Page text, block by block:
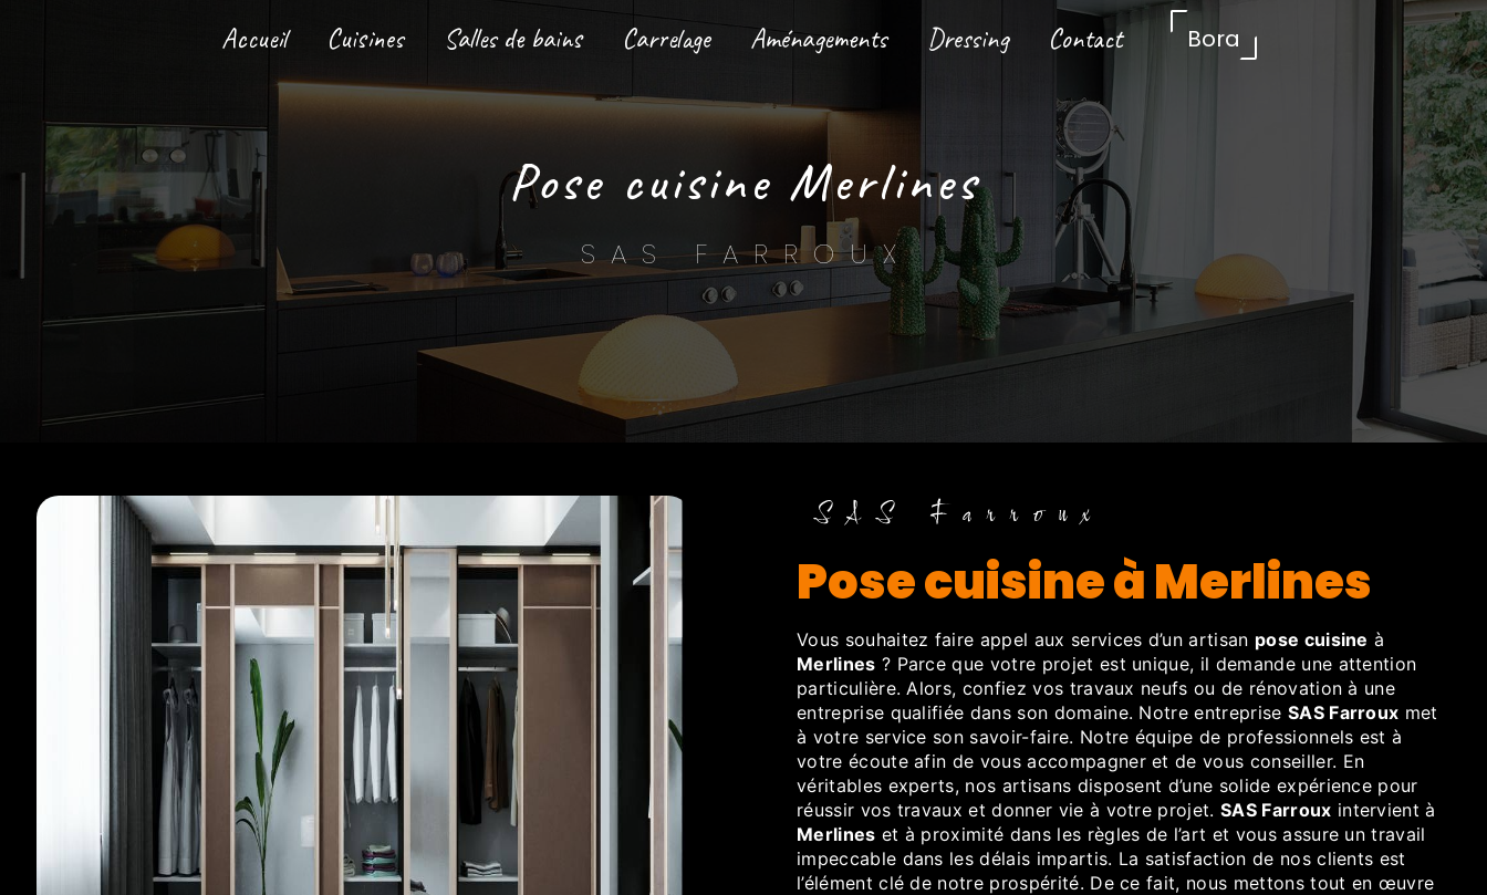
Accueil Cuisines Salles de bains Carrelage Aménagements Dressing Contact Bora
pose cuisine Merlines
SAS FARROUX
SAS Farroux
pose cuisine à Merlines
Vous souhaitez faire appel aux services d’un artisan pose cuisine à
Merlines ? Parce que votre projet est unique, il demande une attention
particulière. Alors, confiez vos travaux neufs ou de rénovation à une
entreprise qualifiée dans son domaine. Notre entreprise SAS Farroux met
à votre service son savoir-faire. Notre équipe de professionnels est à
votre écoute afin de vous accompagner et de vous conseiller. En
véritables experts, nos artisans disposent d’une solide expérience pour
réussir vos travaux et donner vie à votre projet.SAS Farroux intervient à
Merlines et à proximité dans les règles de l’art et vous assure un travail
impeccable dans les délais impartis. La satisfaction de nos clients est
l’élément clé de notre prospérité. De ce fait, nous mettons tout en œuvre